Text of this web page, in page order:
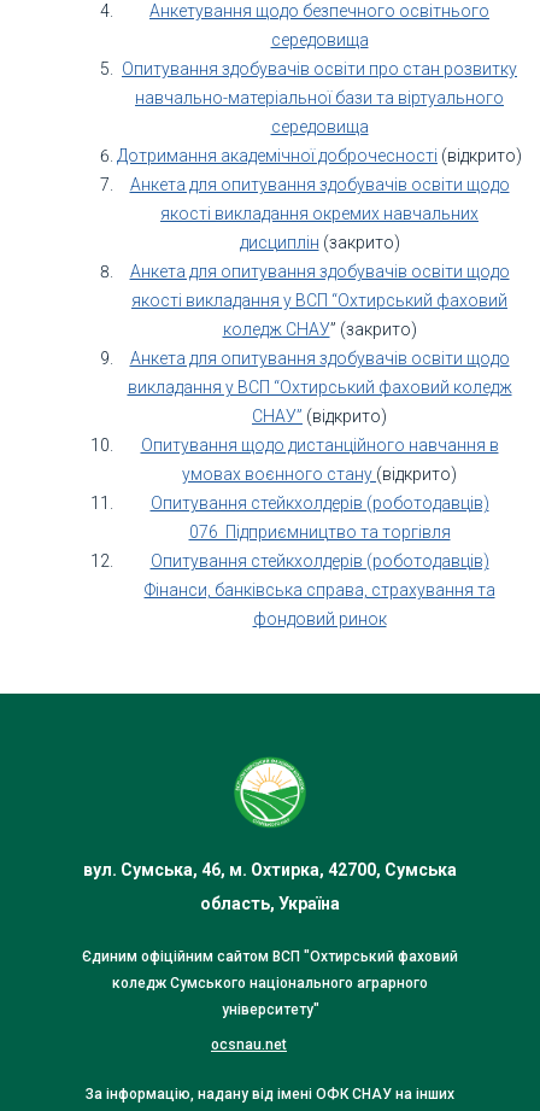
Анкетування щодо безпечного освітнього
середовища
Опитування здобувачів освіти про стан розвитку
навчально-матеріальної бази та віртуального
середовища
Дотримання академічної доброчесності (відкрито)
Анкета для опитування здобувачів освіти щодо
якості викладання окремих навчальних
дисциплін (закрито)
Анкета для опитування здобувачів освіти щодо
якості викладання у ВСП “Охтирський фаховий
коледж СНАУ” (закрито)
Анкета для опитування здобувачів освіти щодо
викладання у ВСП “Охтирський фаховий коледж
СНАУ” (відкрито)
Опитування щодо дистанційного навчання в
умовах воєнного стану (відкрито)
Опитування стейкхолдерів (роботодавців)
076 Підприємництво та торгівля
Опитування стейкхолдерів (роботодавців)
Фінанси, банківська справа, страхування та
фондовий ринок
вул. Сумська, 46, м. Охтирка, 42700, Сумська
область, Україна
Єдиним офіційним сайтом ВСП "Охтирський фаховий
коледж Сумського національного аграрного
університету"
ocsnau.net
За інформацію, надану від імені ОФК СНАУ на інших